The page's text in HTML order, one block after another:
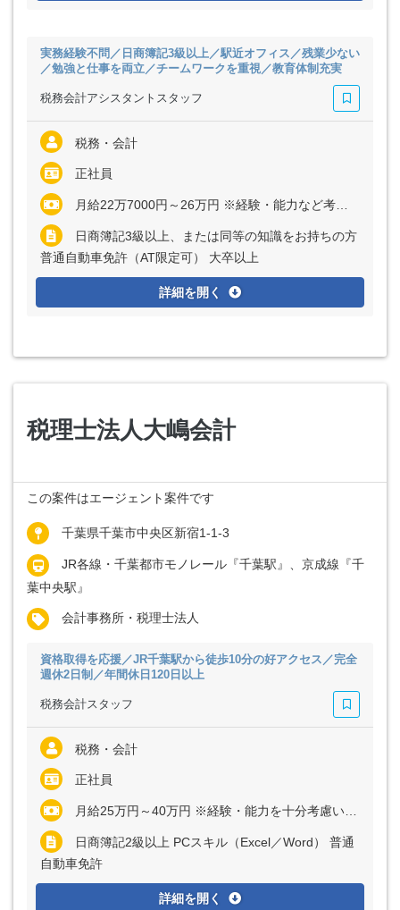
実務経験不問／日商簿記3級以上／駅近オフィス／残業少ない
／勉強と仕事を両立／チームワークを重視／教育体制充実
税務会計アシスタントスタッフ
税務・会計
正社員
月給22万7000円～26万円 ※経験・能力など考慮の上、決定いたします ※上記に固定残業代（月30時間分＝4万3160円～4万9440円）を含む ※超過分は別途全額支給
日商簿記3級以上、または同等の知識をお持ちの方
普通自動車免許（AT限定可） 大卒以上
詳細を開く
税理士法人大嶋会計
この案件はエージェント案件です
千葉県千葉市中央区新宿1-1-3
JR各線・千葉都市モノレール『千葉駅』、京成線『千
葉中央駅』
会計事務所・税理士法人
資格取得を応援／JR千葉駅から徒歩10分の好アクセス／完全
週休2日制／年間休日120日以上
税務会計スタッフ
税務・会計
正社員
月給25万円～40万円 ※経験・能力を十分考慮いたします
日商簿記2級以上 PCスキル（Excel／Word） 普通
自動車免許
詳細を開く